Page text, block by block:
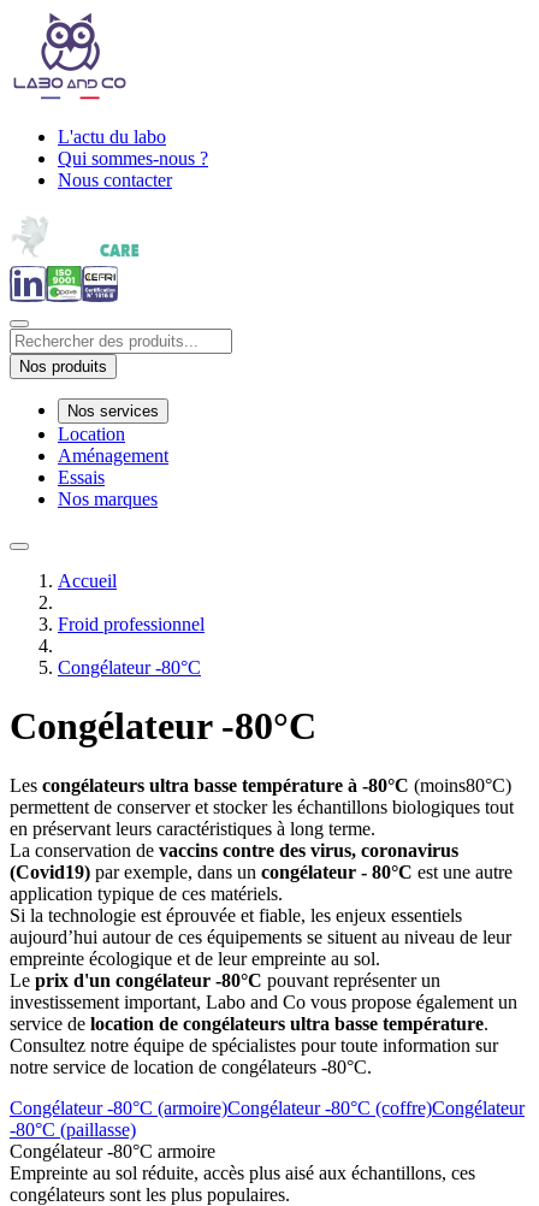
L'actu du labo
Qui sommes-nous ?
Nous contacter
Nos produits
Nos services
Location
Aménagement
Essais
Nos marques
Accueil
Froid professionnel
Congélateur -80°C
Congélateur -80°C
Les congélateurs ultra basse température à -80°C (moins80°C)
permettent de conserver et stocker les échantillons biologiques tout
en préservant leurs caractéristiques à long terme.
La conservation de vaccins contre des virus, coronavirus
(Covid19) par exemple, dans un congélateur - 80°C est une autre
application typique de ces matériels.
Si la technologie est éprouvée et fiable, les enjeux essentiels
aujourd’hui autour de ces équipements se situent au niveau de leur
empreinte écologique et de leur empreinte au sol.
Le prix d'un congélateur -80°C pouvant représenter un
investissement important, Labo and Co vous propose également un
service de location de congélateurs ultra basse température.
Consultez notre équipe de spécialistes pour toute information sur
notre service de location de congélateurs -80°C.
Congélateur -80°C (armoire)Congélateur -80°C (coffre)Congélateur
-80°C (paillasse)
Congélateur -80°C armoire
Empreinte au sol réduite, accès plus aisé aux échantillons, ces
congélateurs sont les plus populaires.